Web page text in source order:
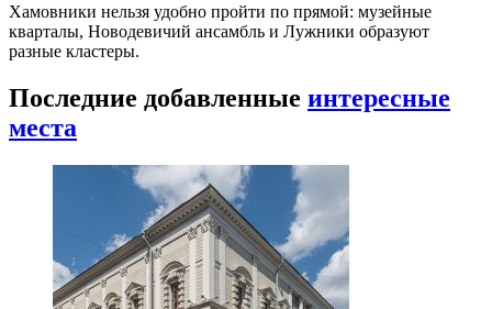
Хамовники нельзя удобно пройти по прямой: музейные
кварталы, Новодевичий ансамбль и Лужники образуют
разные кластеры.
Последние добавленные интересные
места